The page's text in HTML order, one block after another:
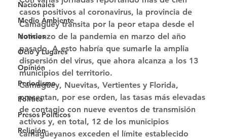
Nacionales
Medio Ambiente
Noticias
Ocio y Lugares
Opinión
Periodismo
Política
Presos Políticos
Religión
casos positivos al coronavirus, la provincia de
Camagüey transita por la peor etapa desde el
comienzo de la pandemia en marzo del año
pasado. A esto habría que sumarle la amplia
dispersión del virus, que ahora alcanza a los 13
municipios del territorio.
Camagüey, Nuevitas, Vertientes y Florida,
presentan, por ese orden, las tasas más elevadas
de contagio con nueve eventos de transmisión
activos y, en total, 12 de los municipios
camagüeyanos exceden el límite establecido